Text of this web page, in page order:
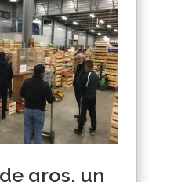
gros, un